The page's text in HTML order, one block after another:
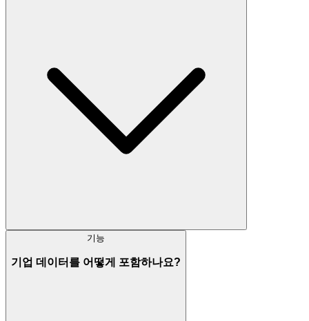
기능
기업 데이터를 어떻게 포함하나요?